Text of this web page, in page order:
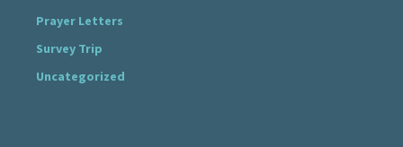
Prayer Letters
Survey Trip
Uncategorized